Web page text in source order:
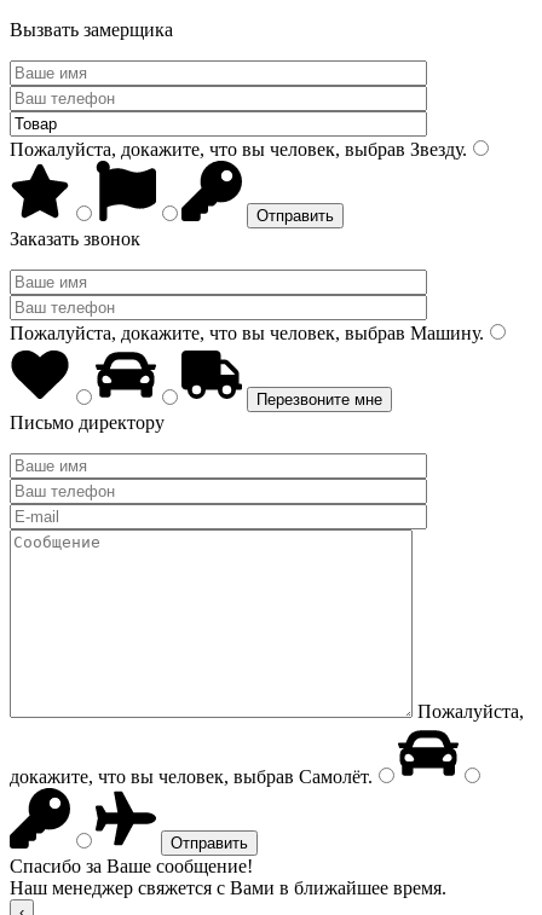
Вызвать замерщика
Пожалуйста, докажите, что вы человек, выбрав Звезду.
Заказать звонок
Пожалуйста, докажите, что вы человек, выбрав Машину.
Письмо директору
Пожалуйста,
докажите, что вы человек, выбрав Самолёт.
Спасибо за Ваше сообщение!
Наш менеджер свяжется с Вами в ближайшее время.